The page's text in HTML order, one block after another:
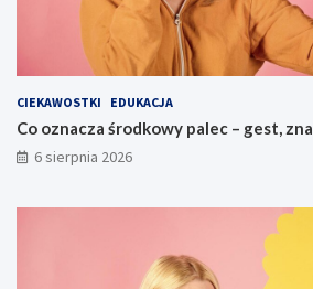
CIEKAWOSTKI EDUKACJA
Co oznacza środkowy palec – gest,
6 sierpnia 2026